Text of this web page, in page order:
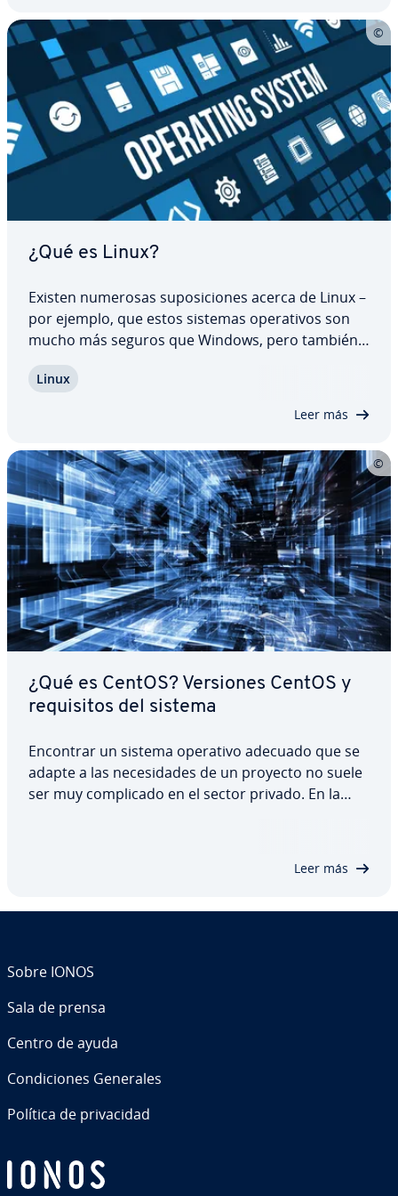
¿Qué es Linux?
Existen numerosas su­po­si­cio­nes acerca de Linux –
por ejemplo, que estos sistemas ope­ra­ti­vos son
mucho más seguros que Windows, pero también
cientos de usuarios aún no usen sistemas de
Linux
Leer más
¿Qué es CentOS? Versiones CentOS y
re­qui­si­tos del sistema
Encontrar un sistema operativo adecuado que se
adapte a las ne­ce­si­da­des de un proyecto no suele
ser muy co­m­pli­ca­do en el sector privado. En la
Leer más
Sobre IONOS
Sala de prensa
Centro de ayuda
Co­n­di­cio­nes Generales
Política de pri­va­ci­dad